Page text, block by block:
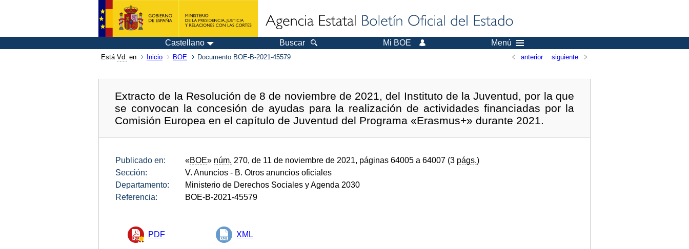
Castellano Buscar Mi BOE Menú
Está Vd. en Inicio BOE Documento BOE-B-2021-45579 anterior siguiente
Extracto de la Resolución de 8 de noviembre de 2021, del Instituto de la Juventud, por la que
se convocan la concesión de ayudas para la realización de actividades financiadas por la
Comisión Europea en el capítulo de Juventud del Programa «Erasmus+» durante 2021.
Publicado en: «BOE» núm. 270, de 11 de noviembre de 2021, páginas 64005 a 64007 (3 págs.)
Sección:
V. Anuncios - B. Otros anuncios oficiales
Departamento:
Ministerio de Derechos Sociales y Agenda 2030
Referencia:
BOE-B-2021-45579
PDF XML